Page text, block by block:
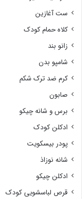
ست آغازین
کلاه حمام کودک
زانو بند
شامپو بدن
کرم ضد ترک شکم
صابون
برس و شانه چیکو
ادکلن کودک
پودر بیسکویت
شانه نوزاذ
ادکلن چیکو
قرص لباسشویی کودک